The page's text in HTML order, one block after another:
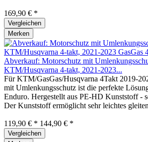
169,90 € *
Vergleichen
Merken
Abverkauf: Motorschutz mit
KTM/Husqvarna 4-takt, 2021-2023...
Für KTM/GasGas/Husqvarna 4Takt 2019-
mit Umlenkungsschutz ist die perfekte
Enduro. Hergestellt aus PE-HD Kunststoff -
Der Kunststoff ermöglicht sehr leichtes
119,90 € * 144,90 € *
Vergleichen